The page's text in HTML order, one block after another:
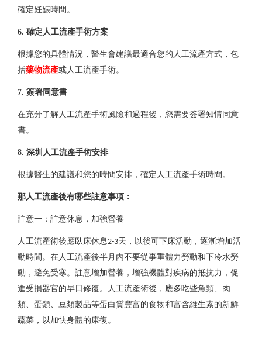
確定妊娠時間。
6. 確定人工流產手術方案
根據您的具體情況，醫生會建議最適合您的人工流產方式，包
括藥物流產或人工流產手術。
7. 簽署同意書
在充分了解人工流產手術風險和過程後，您需要簽署知情同意
書。
8. 深圳人工流產手術安排
根據醫生的建議和您的時間安排，確定人工流產手術時間。
那人工流產後有哪些註意事項：
註意一：註意休息，加強營養
人工流產術後應臥床休息2-3天，以後可下床活動，逐漸增加活
動時間。在人工流產後半月內不要從事重體力勞動和下冷水勞
動，避免受寒。註意增加營養，增強機體對疾病的抵抗力，促
進受損器官的早日修復。
人工流產術後，應多吃些魚類、肉
類、蛋類、豆類製品等蛋白質豐富的食物和富含維生素的新鮮
蔬菜，以加快身體的康復。